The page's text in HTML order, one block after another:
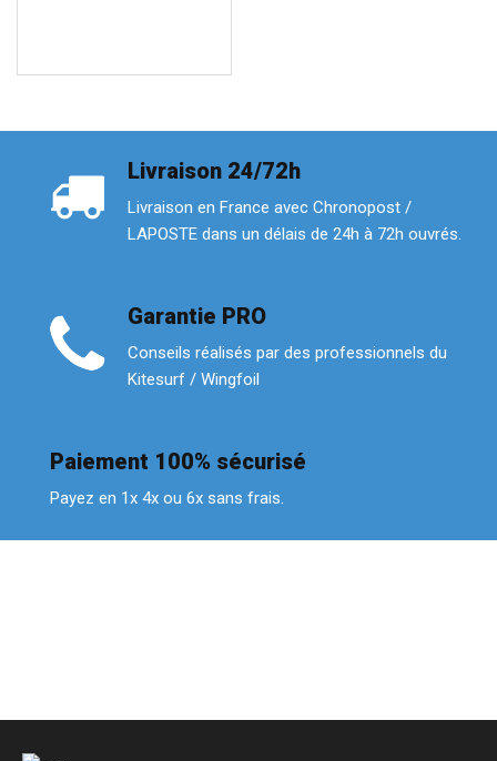
Livraison 24/72h
Livraison en France avec Chronopost /
LAPOSTE dans un délais de 24h à 72h ouvrés.
Garantie PRO
Conseils réalisés par des professionnels du
Kitesurf / Wingfoil
Paiement 100% sécurisé
Payez en 1x 4x ou 6x sans frais.